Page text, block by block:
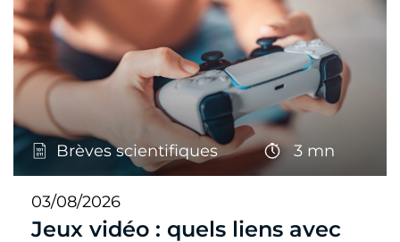
Brèves scientifiques 3 mn
03/08/2026
Jeux vidéo : quels liens avec